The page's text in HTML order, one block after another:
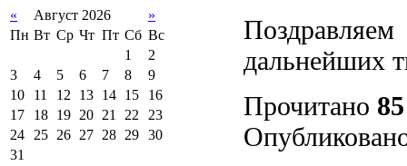
« Август 2026
»
Пн Вт Ср Чт Пт Сб Вс
1
2
3
4 5 6 7 8
9
10
11 12 13 14 15
16
17
18 19 20 21 22 23
24 25 26 27 28 29 30
31
дальнейших
Прочитано 85